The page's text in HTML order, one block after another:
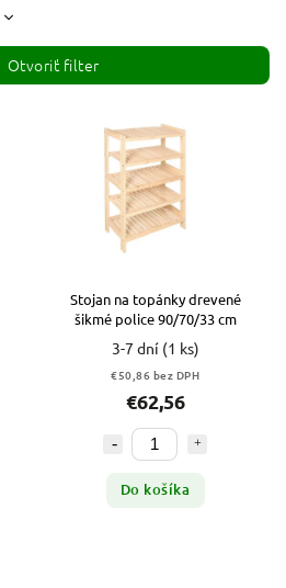
Otvoriť filter
Stojan na topánky drevené
šikmé police 90/70/33 cm
3-7 dní (1 ks)
€50,86 bez DPH
€62,56
Do košíka